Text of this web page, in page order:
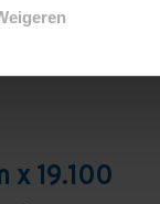
x 19.100